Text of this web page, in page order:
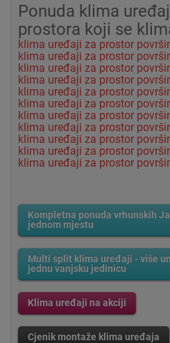
Ponuda klima
prostora koji se
klima uređaji za prostor
klima uređaji za prostor
klima uređaji za prostor
klima uređaji za prostor
klima uređaji za prostor
klima uređaji za prostor
klima uređaji za prostor
klima uređaji za prostor
klima uređaji za prostor
klima uređaji za prostor
klima uređaji za prostor
Kompletna ponuda vrhunskih
jednom mjestu
Multi split klima uređaji - više
jednu vanjsku jedinicu
Klima uređaji na akciji
Cjenik montaže klima uređaja